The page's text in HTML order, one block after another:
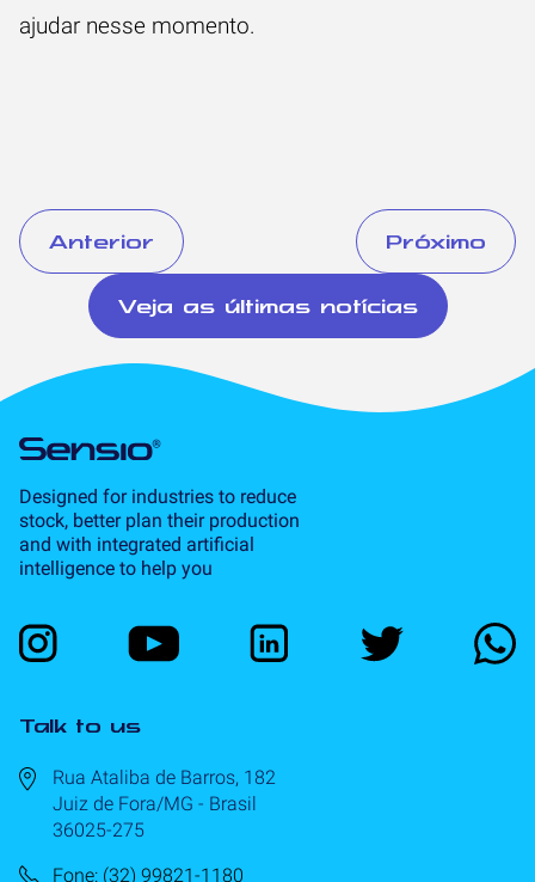
ajudar nesse momento.
Anterior Próximo
Veja as últimas notícias
Designed for industries to reduce
stock, better plan their production
and with integrated artificial
intelligence to help you
Talk to us
Rua Ataliba de Barros, 182
Juiz de Fora/MG - Brasil
36025-275
Fone: (32) 99821-1180